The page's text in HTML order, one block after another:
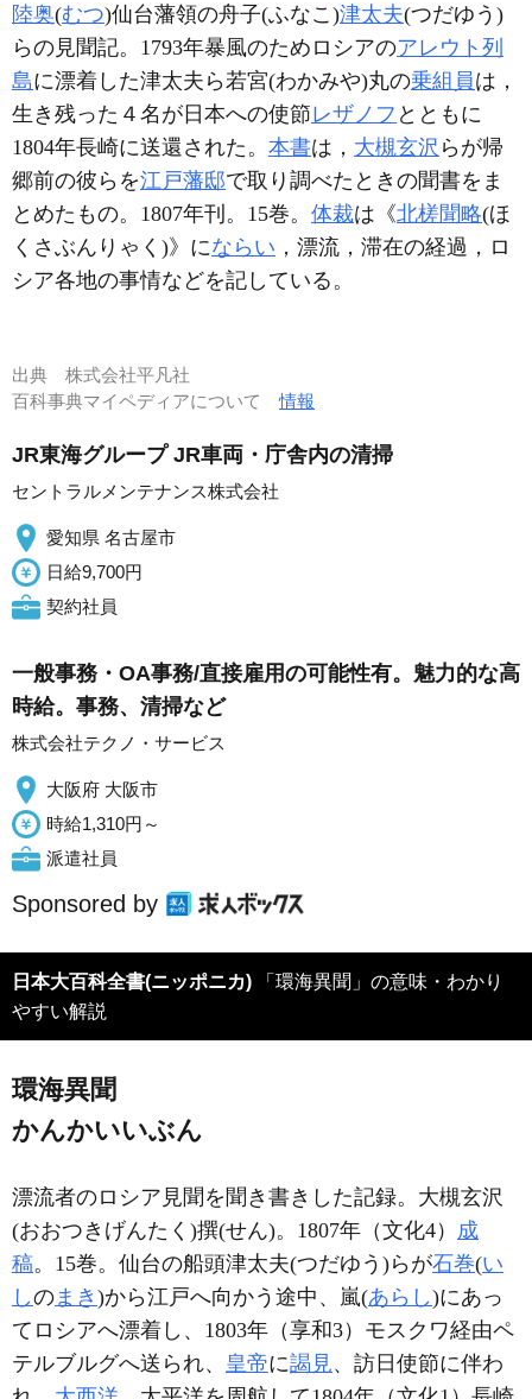
陸奥(むつ)仙台藩領の舟子(ふなこ)津太夫(つだゆう)
らの見聞記。1793年暴風のためロシアのアレウト列
島に漂着した津太夫ら若宮(わかみや)丸の乗組員は，
生き残った４名が日本への使節レザノフ とともに
1804年長崎に送還された。 本書は， 大槻玄沢 らが帰
郷前の彼らを江戸藩邸で取り調べたときの聞書をま
とめたもの。1807年刊。15巻。 体裁は《北槎聞略(ほ
くさぶんりゃく)》にならい ，漂流，滞在の経過，ロ
シア各地の事情などを記している。
出典 株式会社平凡社
百科事典マイペディアについて情報
JR東海グループ JR車両・庁舎内の清掃
セントラルメンテナンス株式会社
愛知県 名古屋市
日給9,700円
契約社員
一般事務・OA事務/直接雇用の可能性有。魅力的な高
時給。事務、清掃など
株式会社テクノ・サービス
大阪府 大阪市
時給1,310円～
派遣社員
Sponsored by
日本大百科全書(ニッポニカ) 「環海異聞」の意味・わかり
やすい解説
環海異聞
かんかいいぶん
漂流者のロシア見聞を聞き書きした記録。大槻玄沢
(おおつきげんたく)撰(せん)。1807年（文化4） 成
稿。15巻。仙台の船頭津太夫(つだゆう)らが石巻(い
しのまき )から江戸へ向かう途中、嵐(あらし)にあっ
てロシアへ漂着し、1803年（享和3）モスクワ経由ペ
テルブルグへ送られ、 皇帝に謁見、訪日使節に伴わ